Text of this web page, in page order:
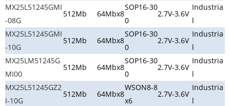
MX25L51245GMI
-08G
512Mb 64Mbx8
SOP16-30
0
2.7V-3.6V
Industria
l
MX25L51245GMI
-10G
512Mb 64Mbx8
SOP16-30
0
2.7V-3.6V
Industria
l
MX25LM51245G
MI00
512Mb 64Mbx8
SOP16-30
0
2.7V-3.6V
Industria
l
MX25L51245GZ2
I-10G
512Mb 64Mbx8
WSON8-8
x6
2.7V-3.6V
Industria
l